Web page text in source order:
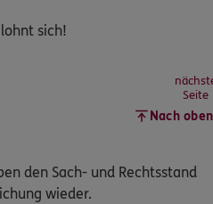
sich!
Seite
Nach oben
den Sach- und Rechtsstand
wieder.